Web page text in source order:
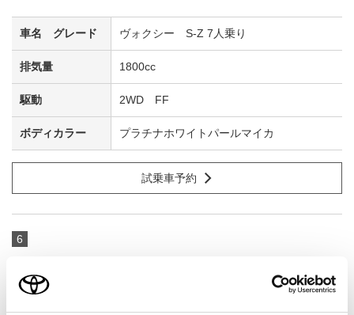
ヴォクシー S-Z 7人乗り
1800cc
2WD FF
プラチナホワイトパールマイカ
試乗車予約
6